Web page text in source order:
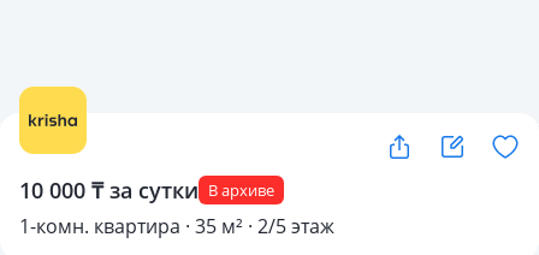
10 000 ₸ за сутки В архиве
1-комн. квартира · 35 м² · 2/5 этаж